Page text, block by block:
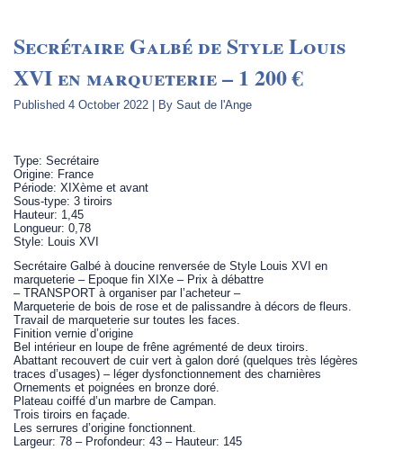
Secrétaire Galbé de Style Louis
XVI en marqueterie – 1 200 €
Published 4 October 2022 By Saut de l'Ange
Type: Secrétaire
Origine: France
Période: XIXème et avant
Sous-type: 3 tiroirs
Hauteur: 1,45
Longueur: 0,78
Style: Louis XVI
Secrétaire Galbé à doucine renversée de Style Louis XVI en
marqueterie – Epoque fin XIXe – Prix à débattre
– TRANSPORT à organiser par l’acheteur –
Marqueterie de bois de rose et de palissandre à décors de fleurs.
Travail de marqueterie sur toutes les faces.
Finition vernie d’origine
Bel intérieur en loupe de frêne agrémenté de deux tiroirs.
Abattant recouvert de cuir vert à galon doré (quelques très légères
traces d’usages) – léger dysfonctionnement des charnières
Ornements et poignées en bronze doré.
Plateau coiffé d’un marbre de Campan.
Trois tiroirs en façade.
Les serrures d’origine fonctionnent.
Largeur: 78 – Profondeur: 43 – Hauteur: 145